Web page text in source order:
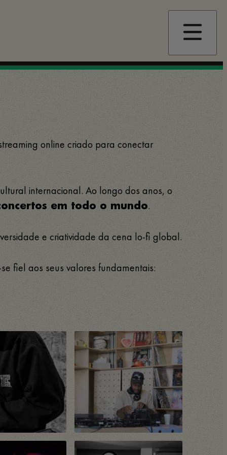
online criado para conectar
internacional. Ao longo dos anos, o
em todo o mundo.
e criatividade da cena lo-fi global.
fiel aos seus valores fundamentais: